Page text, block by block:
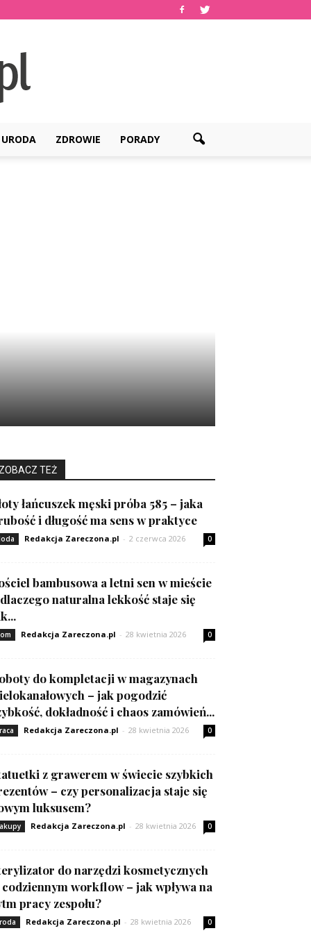
URODA ZDROWIE PORADY
ZOBACZ TEŻ
łańcuszek męski próba 585 – jaka
i długość ma sens w praktyce
Redakcja Zareczona.pl - 2 czerwca 2026 0
bambusowa a letni sen w mieście
naturalna lekkość staje się
Redakcja Zareczona.pl - 28 kwietnia 2026 0
do kompletacji w magazynach
– jak pogodzić
dokładność i chaos zamówień...
Redakcja Zareczona.pl - 28 kwietnia 2026 0
z grawerem w świecie szybkich
– czy personalizacja staje się
luksusem?
Redakcja Zareczona.pl - 28 kwietnia 2026 0
do narzędzi kosmetycznych
workflow – jak wpływa na
pracy zespołu?
Redakcja Zareczona.pl - 28 kwietnia 2026 0